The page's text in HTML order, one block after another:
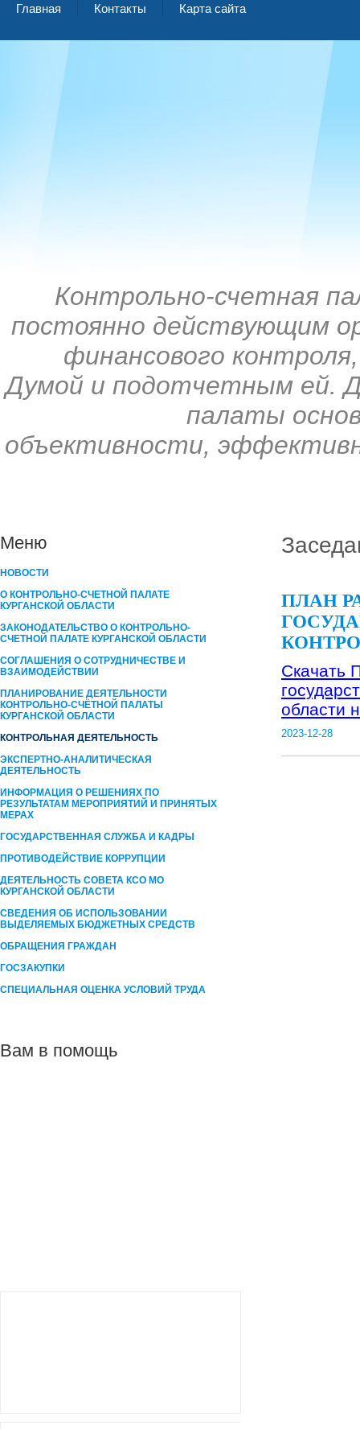
Главная Контакты Карта сайта
Контрольно-счетная
постоянно действующим
финансового
Думой и подотчетным ей.
палаты
объективности,
Меню
НОВОСТИ
О КОНТРОЛЬНО-СЧЕТНОЙ ПАЛАТЕ
КУРГАНСКОЙ ОБЛАСТИ
ЗАКОНОДАТЕЛЬСТВО О КОНТРОЛЬНО-
СЧЕТНОЙ ПАЛАТЕ КУРГАНСКОЙ ОБЛАСТИ
СОГЛАШЕНИЯ О СОТРУДНИЧЕСТВЕ И
ВЗАИМОДЕЙСТВИИ
ПЛАНИРОВАНИЕ ДЕЯТЕЛЬНОСТИ
КОНТРОЛЬНО-СЧЁТНОЙ ПАЛАТЫ
КУРГАНCКОЙ ОБЛАСТИ
КОНТРОЛЬНАЯ ДЕЯТЕЛЬНОСТЬ
ЭКСПЕРТНО-АНАЛИТИЧЕСКАЯ
ДЕЯТЕЛЬНОСТЬ
ИНФОРМАЦИЯ О РЕШЕНИЯХ ПО
РЕЗУЛЬТАТАМ МЕРОПРИЯТИЙ И ПРИНЯТЫХ
МЕРАХ
ГОСУДАРСТВЕННАЯ СЛУЖБА И КАДРЫ
ПРОТИВОДЕЙСТВИЕ КОРРУПЦИИ
ДЕЯТЕЛЬНОСТЬ СОВЕТА КСО МО
КУРГАНСКОЙ ОБЛАСТИ
СВЕДЕНИЯ ОБ ИСПОЛЬЗОВАНИИ
ВЫДЕЛЯЕМЫХ БЮДЖЕТНЫХ СРЕДСТВ
ОБРАЩЕНИЯ ГРАЖДАН
ГОСЗАКУПКИ
СПЕЦИАЛЬНАЯ ОЦЕНКА УСЛОВИЙ ТРУДА
Вам в помощь
ПЛАН
Скачать
области
2023-12-28